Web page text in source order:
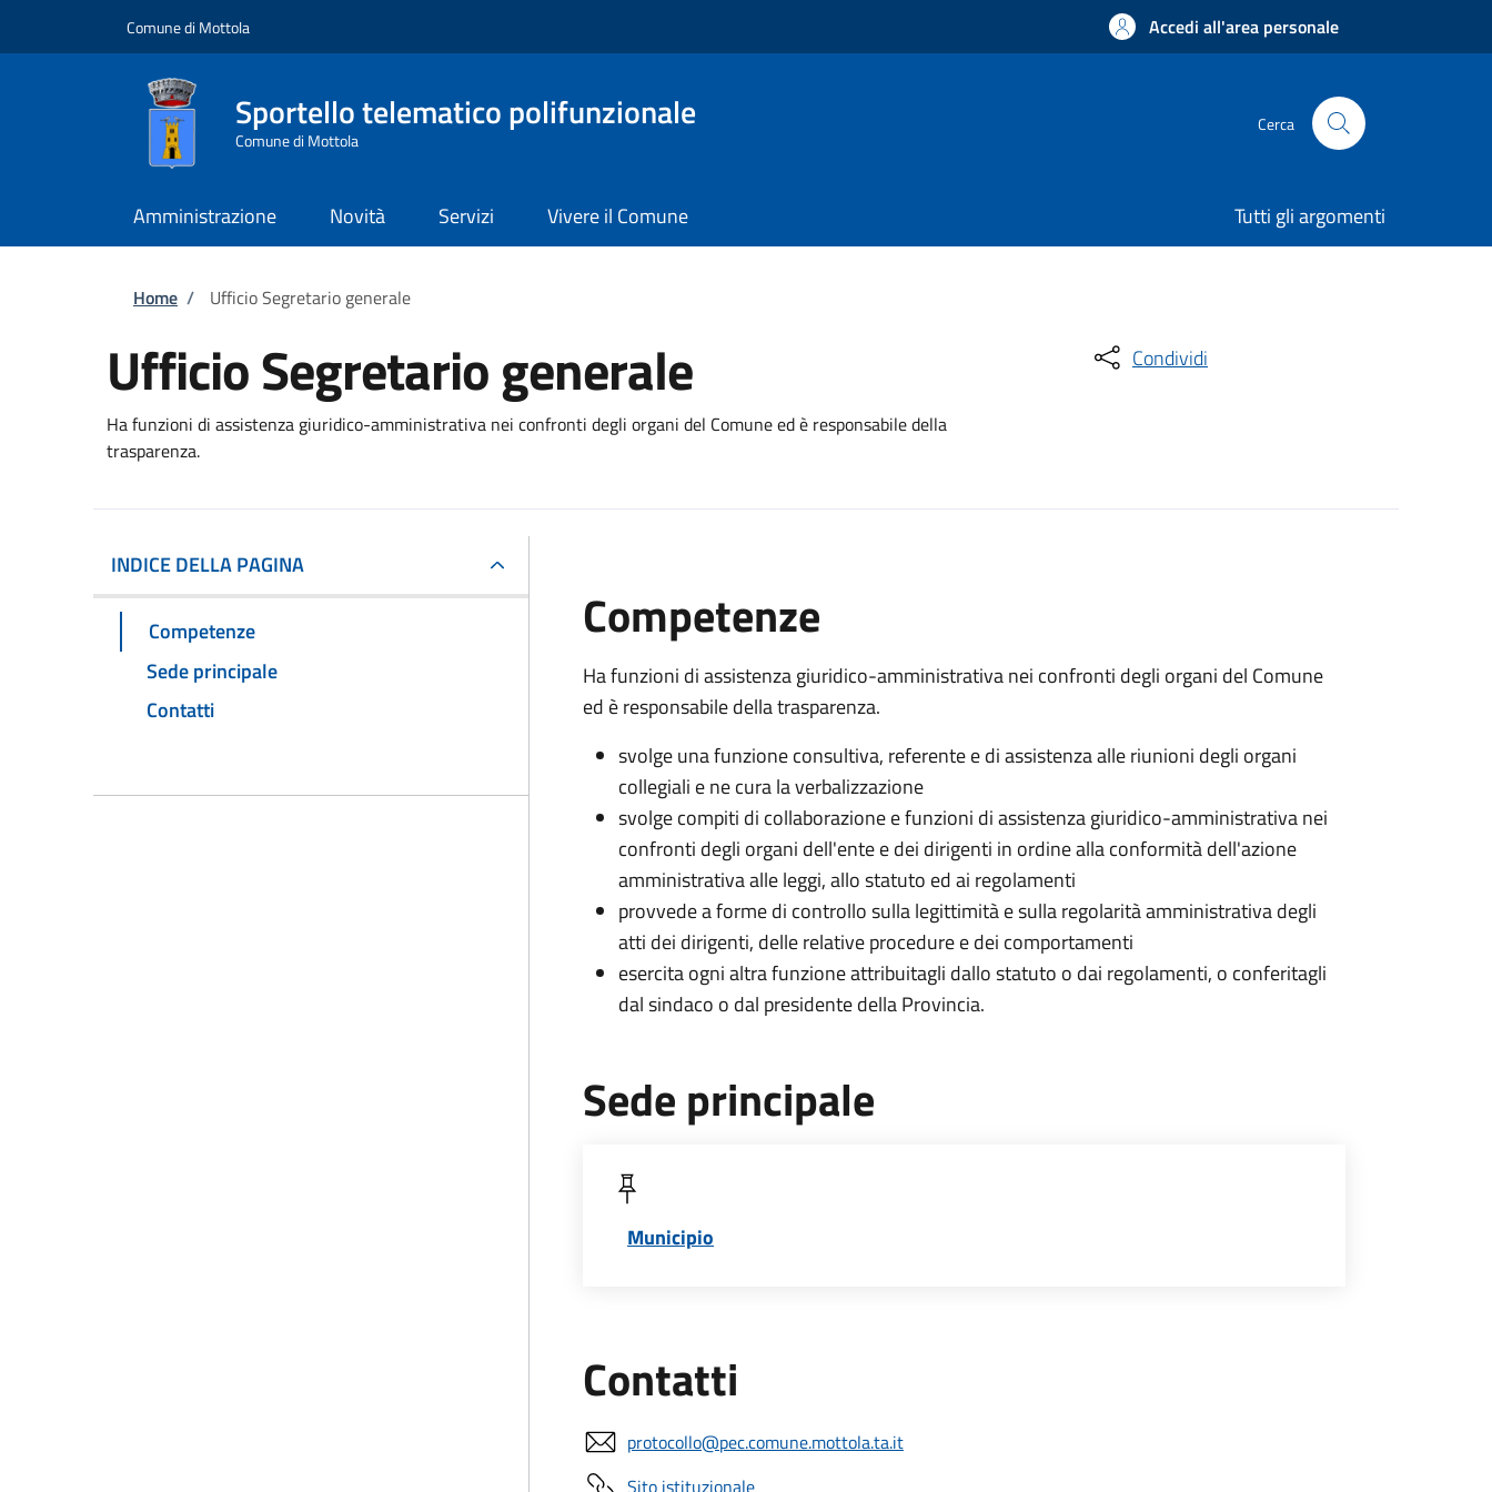
Comune di Mottola Accedi all'area personale
Sportello telematico polifunzionale
Comune di Mottola
Cerca
Amministrazione Novità Servizi Vivere il Comune Tutti gli argomenti
Briciole di pane
Home / Ufficio Segretario generale
Ufficio Segretario generale
Ha funzioni di assistenza giuridico-amministrativa nei confronti degli organi del Comune ed è responsabile della
trasparenza.
Condividi
INDICE DELLA PAGINA
Competenze
Sede principale
Contatti
Competenze
Ha funzioni di assistenza giuridico-amministrativa nei confronti degli organi del Comune
ed è responsabile della trasparenza.
svolge una funzione consultiva, referente e di assistenza alle riunioni degli organi
collegiali e ne cura la verbalizzazione
svolge compiti di collaborazione e funzioni di assistenza giuridico-amministrativa nei
confronti degli organi dell'ente e dei dirigenti in ordine alla conformità dell'azione
amministrativa alle leggi, allo statuto ed ai regolamenti
provvede a forme di controllo sulla legittimità e sulla regolarità amministrativa degli
atti dei dirigenti, delle relative procedure e dei comportamenti
esercita ogni altra funzione attribuitagli dallo statuto o dai regolamenti, o conferitagli
dal sindaco o dal presidente della Provincia.
Sede principale
Municipio
Contatti
protocollo@pec.comune.mottola.ta.it
Sito istituzionale